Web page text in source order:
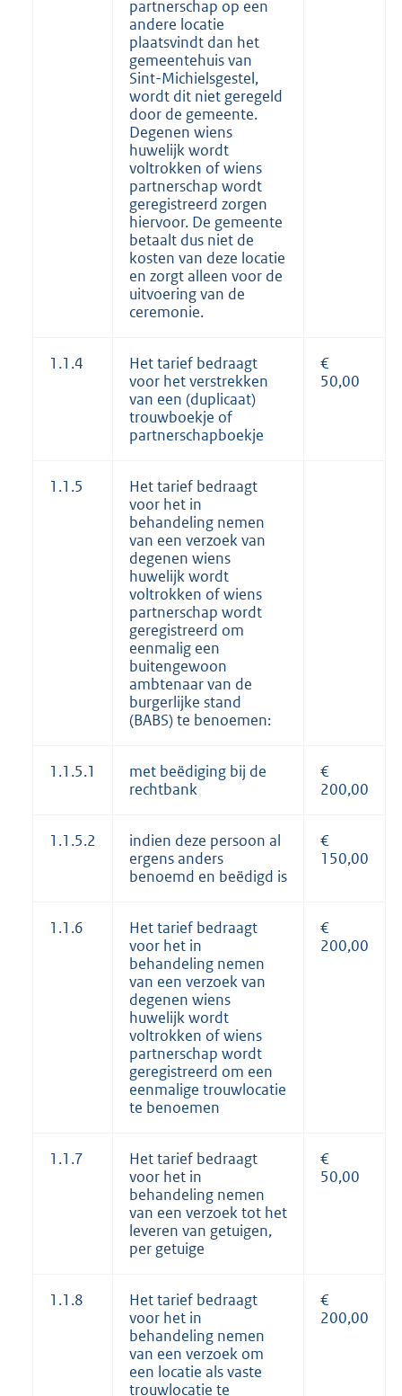
partnerschap op een
andere locatie
plaatsvindt dan het
gemeentehuis van
Sint-Michielsgestel,
wordt dit niet geregeld
door de gemeente.
Degenen wiens
huwelijk wordt
voltrokken of wiens
partnerschap wordt
geregistreerd zorgen
hiervoor. De gemeente
betaalt dus niet de
kosten van deze locatie
en zorgt alleen voor de
uitvoering van de
ceremonie.
1.1.4
Het tarief bedraagt
voor het verstrekken
van een (duplicaat)
trouwboekje of
partnerschapboekje
€
50,00
1.1.5
Het tarief bedraagt
voor het in
behandeling nemen
van een verzoek van
degenen wiens
huwelijk wordt
voltrokken of wiens
partnerschap wordt
geregistreerd om
eenmalig een
buitengewoon
ambtenaar van de
burgerlijke stand
(BABS) te benoemen:
1.1.5.1
met beëdiging bij de
rechtbank
€
200,00
1.1.5.2
indien deze persoon al
ergens anders
benoemd en beëdigd is
€
150,00
1.1.6
Het tarief bedraagt
voor het in
behandeling nemen
van een verzoek van
degenen wiens
huwelijk wordt
voltrokken of wiens
partnerschap wordt
geregistreerd om een
eenmalige trouwlocatie
te benoemen
€
200,00
1.1.7
Het tarief bedraagt
voor het in
behandeling nemen
van een verzoek tot het
leveren van getuigen,
per getuige
€
50,00
1.1.8
Het tarief bedraagt
voor het in
behandeling nemen
van een verzoek om
een locatie als vaste
trouwlocatie te
€
200,00